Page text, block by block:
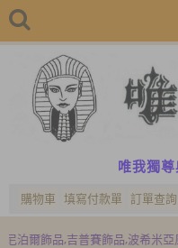
唯我獨
購物車 填寫付款單 訂單查詢
普賽飾品,波希米亞風飾品 民